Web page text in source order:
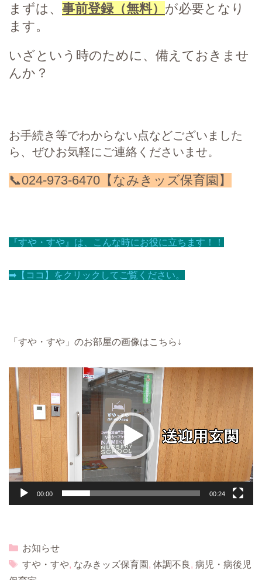
まずは、 事前登録（無料） が必要となり
ます。
いざという時のために、備えておきませ
んか？
お手続き等でわからない点などございました
ら、ぜひお気軽にご連絡くださいませ。
📞024-973-6470【なみきッズ保育園】
『すや・すや』は、こんな時にお役に立ちます！！
➡【ココ】をクリックしてご覧ください。
「すや・すや」のお部屋の画像はこちら↓
動
画
プ
レ
ー
ヤ
ー
00:00 00:24
Categories
お知らせ
Tags
すや・すや, なみきッズ保育園 , 体調不良 , 病児・病後児